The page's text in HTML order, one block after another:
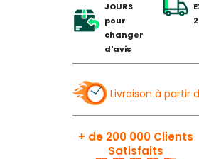
JOURS
pour
changer
d'avis
Livraison à partir
+ de 200 000 Clients
Satisfaits